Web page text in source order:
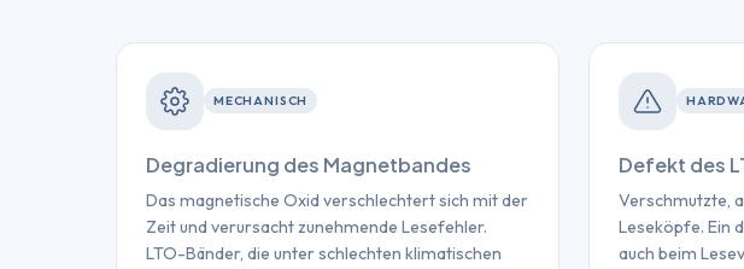
MECHANISCH
Degradierung des Magnetbandes
Das magnetische Oxid verschlechtert sich mit der
Zeit und verursacht zunehmende Lesefehler.
LTO-Bänder, die unter schlechten klimatischen
Defekt des
Verschmutzte,
Leseköpfe. Ein
auch beim